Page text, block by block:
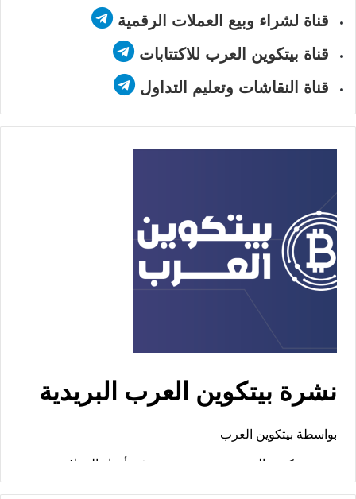
قناة لشراء وبيع العملات الرقمية
قناة بيتكوين العرب للاكتتابات
قناة النقاشات وتعليم التداول